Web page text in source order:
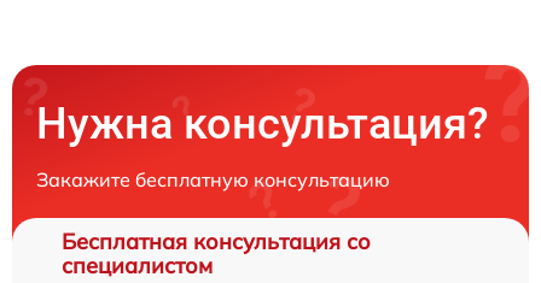
Нужна консультация?
Закажите бесплатную консультацию
Бесплатная консультация со
специалистом